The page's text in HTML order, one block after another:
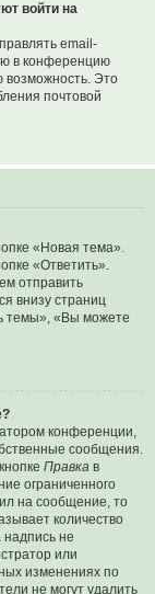
войти на
email-
в конференцию
возможность. Это
почтовой
«Новая тема».
«Ответить».
отправить
внизу страниц
темы», «Вы можете
конференции,
сообщения.
Правка в
ограниченного
на сообщение, то
количество
надпись не
или
изменениях по
не могут удалить